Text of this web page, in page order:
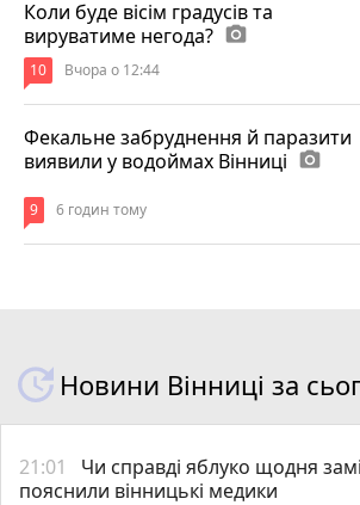
Коли буде вісім градусів та
вируватиме негода? photo_camera
10 Вчора о 12:44
Фекальне забруднення й паразити
виявили у водоймах Вінниці photo_camera
9 6 годин тому
Новини Вінниці за
21:01
Чи справді яблуко щодня
пояснили вінницькі медики